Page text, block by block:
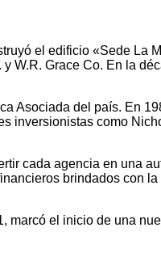
el edificio «Sede La
W.R. Grace Co. En la
Asociada del país. En
inversionistas como
cada agencia en una
brindados con
marcó el inicio de una